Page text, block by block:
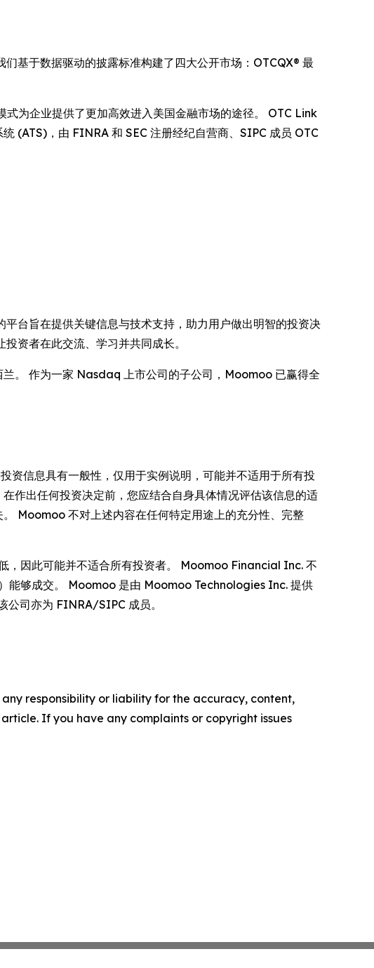
基于数据驱动的披露标准构建了四大公开市场：OTCQX® 最
为企业提供了更加高效进入美国金融市场的途径。 OTC Link
(ATS)，由 FINRA 和 SEC 注册经纪自营商、SIPC 成员 OTC
台旨在提供关键信息与技术支持，助力用户做出明智的投资决
资者在此交流、学习并共同成长。
。 作为一家 Nasdaq 上市公司的子公司，Moomoo 已赢得全
资信息具有一般性，仅用于实例说明，可能并不适用于所有投
作出任何投资决定前，您应结合自身具体情况评估该信息的适
Moomoo 不对上述内容在任何特定用途上的充分性、完整
，因此可能并不适合所有投资者。 Moomoo Financial Inc. 不
能够成交。 Moomoo 是由 Moomoo Technologies Inc. 提供
司亦为 FINRA/SIPC 成员。
responsibility or liability for the accuracy, content,
If you have any complaints or copyright issues